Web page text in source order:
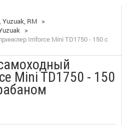
Yuzuak, RM >
>
Irriforce Mini TD1750 - 150 с
Mini TD1750 - 150